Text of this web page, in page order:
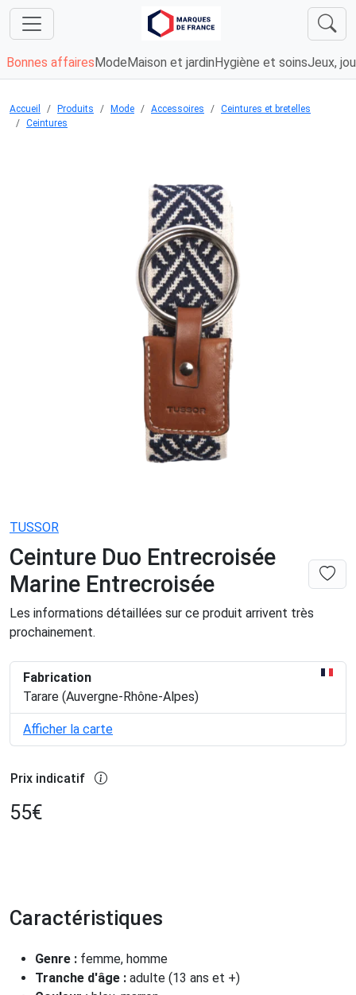
Bonnes affaires Mode Maison et jardin Hygiène et soinsJeux,
Accueil Produits Mode Accessoires
Ceintures et bretelles
Ceintures
TUSSOR
Ceinture Duo Entrecroisée
Marine Entrecroisée
Les informations détaillées sur ce produit arrivent très
prochainement.
Fabrication
Tarare (Auvergne-Rhône-Alpes)
Afficher la carte
Prix indicatif
55€
Caractéristiques
Genre : femme, homme
Tranche d'âge : adulte (13 ans et +)